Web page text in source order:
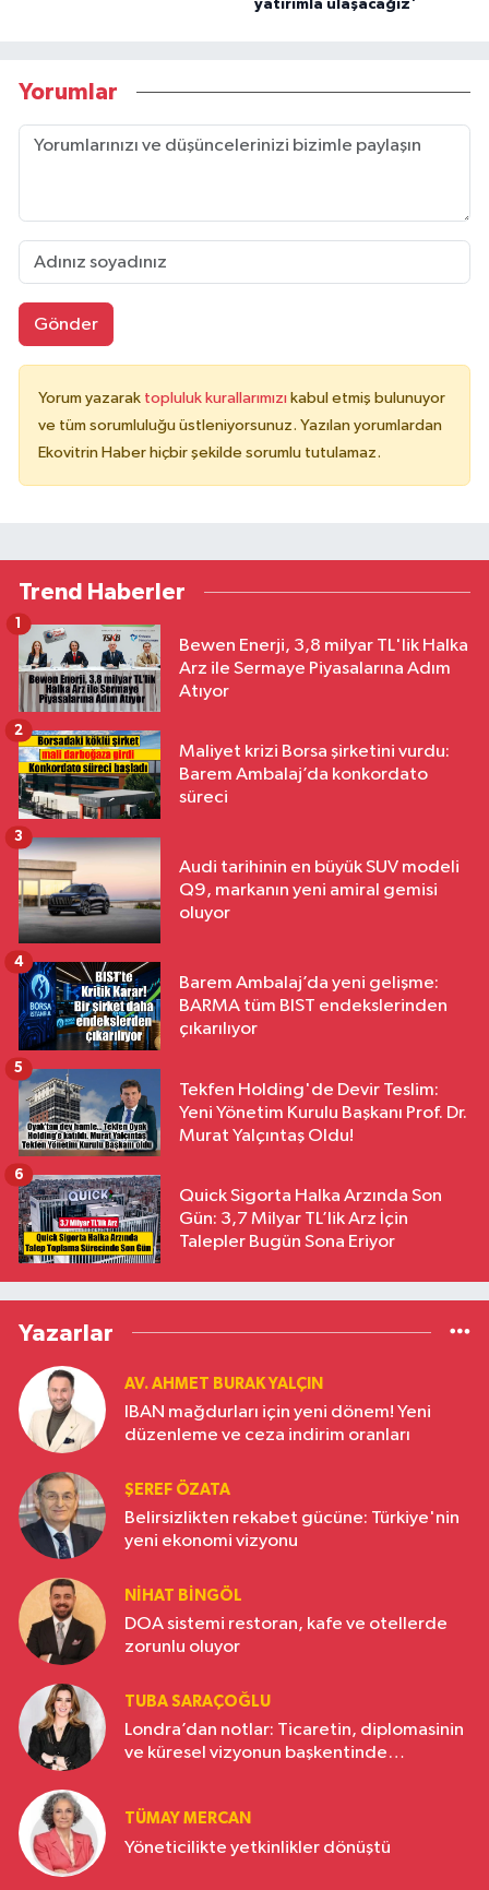
yatırımla ulaşacağız'
Yorumlar
Gönder
Yorum yazarak topluluk kurallarımızı kabul etmiş bulunuyor
ve tüm sorumluluğu üstleniyorsunuz. Yazılan yorumlardan
Ekovitrin Haber hiçbir şekilde sorumlu tutulamaz.
Trend Haberler
Bewen Enerji, 3,8 milyar TL'lik Halka
Arz ile Sermaye Piyasalarına Adım
Atıyor
1
Maliyet krizi Borsa şirketini vurdu:
Barem Ambalaj’da konkordato
süreci
2
Audi tarihinin en büyük SUV modeli
Q9, markanın yeni amiral gemisi
oluyor
3
Barem Ambalaj’da yeni gelişme:
BARMA tüm BIST endekslerinden
çıkarılıyor
4
Tekfen Holding'de Devir Teslim:
Yeni Yönetim Kurulu Başkanı Prof. Dr.
Murat Yalçıntaş Oldu!
5
Quick Sigorta Halka Arzında Son
Gün: 3,7 Milyar TL’lik Arz İçin
Talepler Bugün Sona Eriyor
6
Yazarlar
AV. AHMET BURAK YALÇIN
IBAN mağdurları için yeni dönem! Yeni
düzenleme ve ceza indirim oranları
ŞEREF ÖZATA
Belirsizlikten rekabet gücüne: Türkiye'nin
yeni ekonomi vizyonu
NIHAT BINGÖL
DOA sistemi restoran, kafe ve otellerde
zorunlu oluyor
TUBA SARAÇOĞLU
Londra’dan notlar: Ticaretin, diplomasinin
ve küresel vizyonun başkentinde
TÜMAY MERCAN
Yöneticilikte yetkinlikler dönüştü